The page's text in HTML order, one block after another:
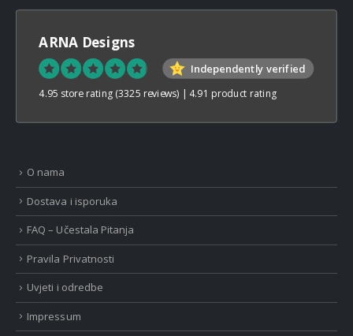
ARNA Designs
Independently verified
4.95 store rating (3325 reviews) | 4.91 product rating
O nama
Dostava i isporuka
FAQ – Učestala Pitanja
Pravila Privatnosti
Uvjeti i odredbe
Impressum